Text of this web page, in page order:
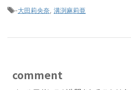
-大田莉央奈 溝渕麻莉亜
comment